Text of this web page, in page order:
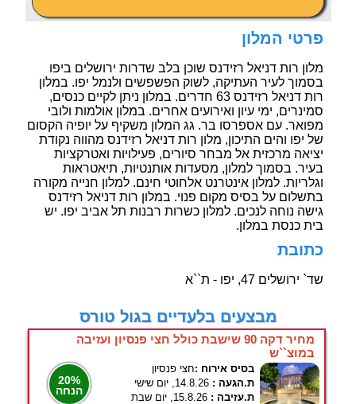
פרטי המלון
מלון רות דניאל רזידנס שוכן בלב שדרות ירושלים ביפו
בסמוך לעיר העתיקה, לשוק הפשפשים ולנמל יפו. במלון
רות דניאל רזידנס 63 חדרים. במלון ניתן לקיים כנסים,
סמינרים, ימי עיון ואירועים אחרים. במלון אולמות ולובי
מפואר. עם אספרסו בר. גג המלון משקיף על יופיה הקסום
של יפו והים התיכון, מלון רות דניאל רזידנס מהווה נקודת
יציאה מרכזית אל מבחר סיורים, פעילויות ואטרקציות
בעיר. בסמוך למלון, מסעדות אותנטיות, תיאטראות
וגלריות. למלון אינטרנט אלחוטי חינם. למלון חנייה מקורה
בתשלום על בסיס מקום פנוי. במלון רות דניאל רזידנס
גישה נוחה לנכים. למלון כשרות רבנות תל אביב יפו. יש
בית כנסת במלון.
כתובת
שד` ירושלים 47, יפו - ת``א
מבצעים בלעדיים בגול טורס
מחיר דקה 90 שישבת כולל חצי פנסיון ועזיבה
במוצ``ש
20%
הנחה
בסיס אירוח :חצי פנסיון
ת.הגעה : 14.8.26, יום שישי
ת.עזיבה : 15.8.26, יום שבת